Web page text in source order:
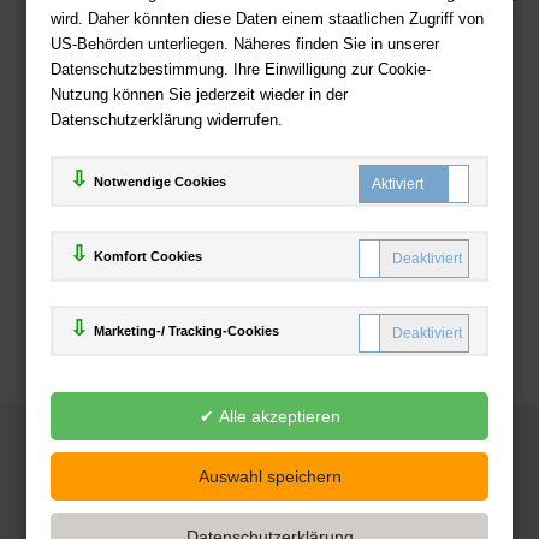
wird. Daher könnten diese Daten einem staatlichen Zugriff von
US-Behörden unterliegen. Näheres finden Sie in unserer
Datenschutzbestimmung. Ihre Einwilligung zur Cookie-
Nutzung können Sie jederzeit wieder in der
Datenschutzerklärung widerrufen.
Notwendige Cookies
Komfort Cookies
Marketing-/ Tracking-Cookies
Zahlweisen
Deutsche-Buchhandlung.de
www.deutsche-buchhandlung.de ist ein Angebot der
Powered by Inooga